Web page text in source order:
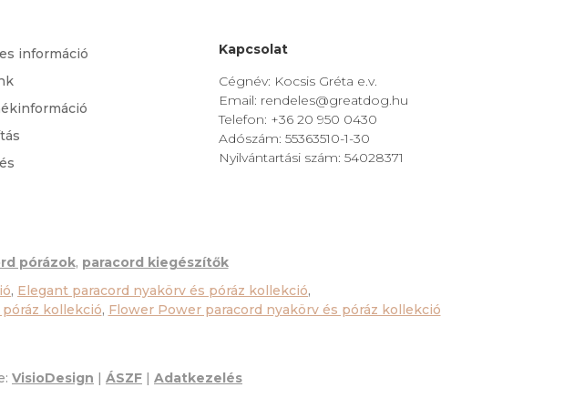
információ
Kapcsolat
Cégnév: Kocsis Gréta e.v.
Email: rendeles@greatdog.hu
Telefon: +36 20 950 0430
Adószám: 55363510-1-30
Nyilvántartási szám: 54028371
pórázok, paracord kiegészítők
, Elegant paracord nyakörv és póráz kollekció,
kollekció, Flower Power paracord nyakörv és póráz kollekció
VisioDesign | ÁSZF | Adatkezelés